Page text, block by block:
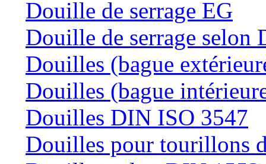
Douille de serrage EG
Douille de serrage selon
Douilles (bague
Douilles (bague
Douilles DIN ISO 3547
Douilles pour tourillons